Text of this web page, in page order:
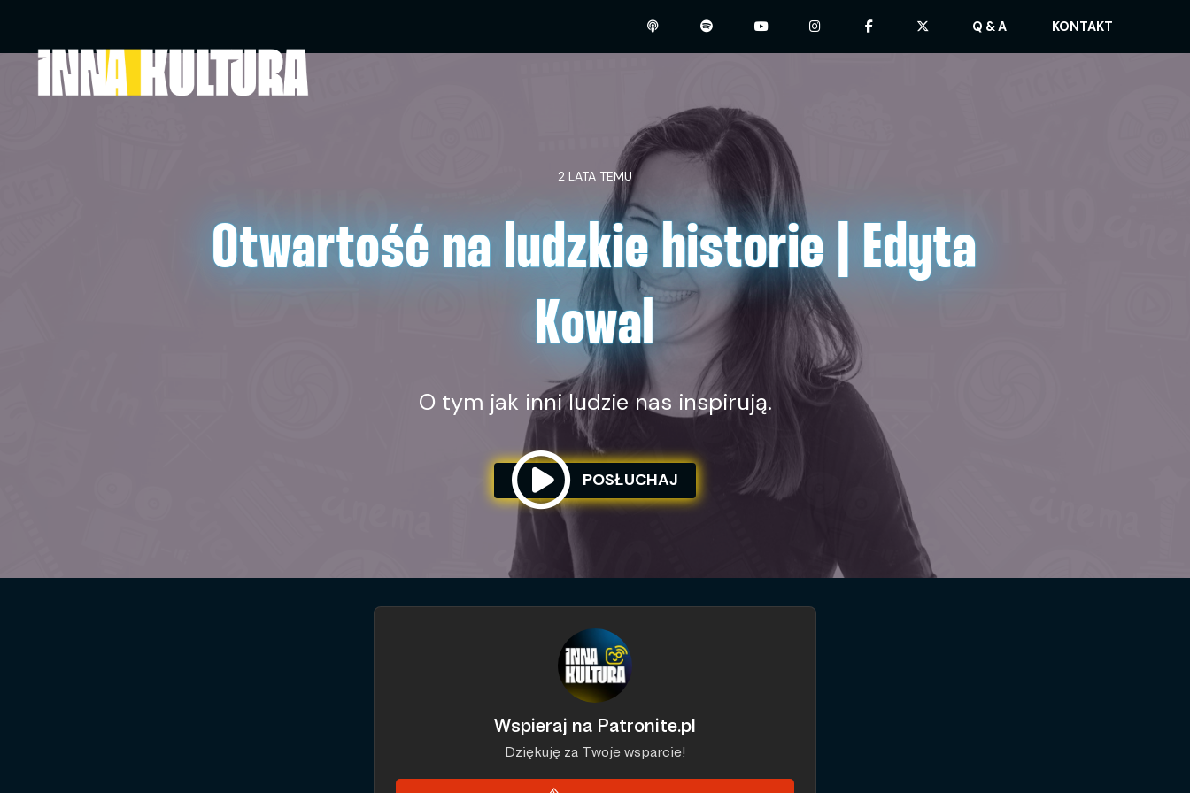
Q & A KONTAKT
2 LATA TEMU
Otwartość na ludzkie historie | Edyta
Kowal
O tym jak inni ludzie nas inspirują.
POSŁUCHAJ